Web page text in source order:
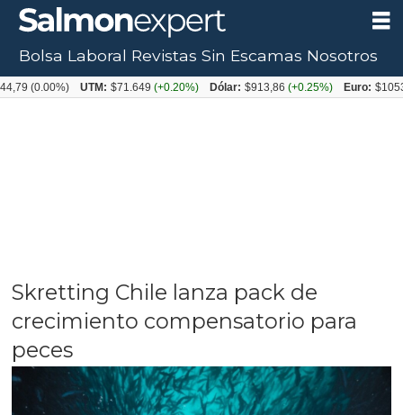
Skretting Chile lanza pack de
crecimiento compensatorio para
peces
Bolsa Laboral Revistas Sin Escamas Nosotros
UTM: $71.649 (+0.20%) Dólar: $913,86 (+0.25%) Euro: $1053,08(-